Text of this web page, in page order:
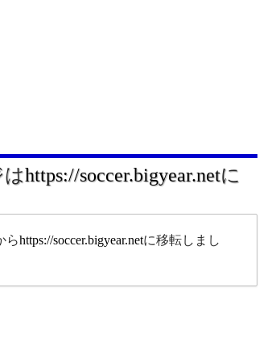
https://soccer.bigyear.netに
らhttps://soccer.bigyear.netに移転しまし